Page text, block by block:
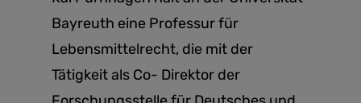
Bayreuth eine Professur für
Lebensmittelrecht, die mit der
Tätigkeit als Co- Direktor der